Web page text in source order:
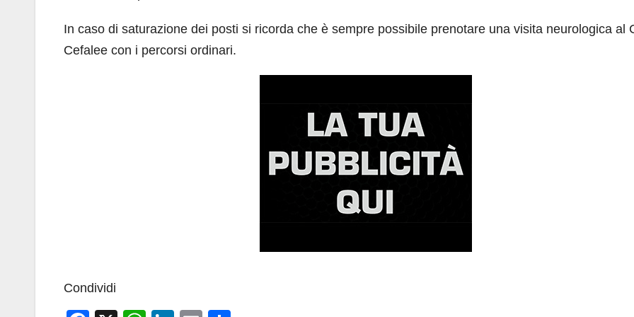
In caso di saturazione dei posti si ricorda che è sempre possibile prenotare una visita neurologica al
Cefalee con i percorsi ordinari.
Condividi